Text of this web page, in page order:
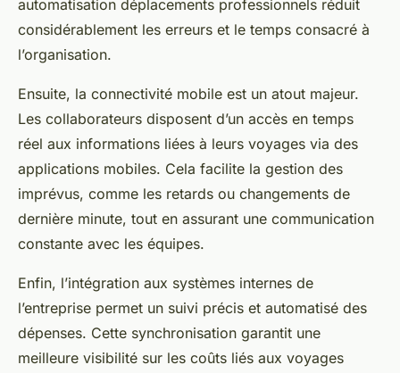
automatisation déplacements professionnels réduit
considérablement les erreurs et le temps consacré à
l’organisation.
Ensuite, la connectivité mobile est un atout majeur.
Les collaborateurs disposent d’un accès en temps
réel aux informations liées à leurs voyages via des
applications mobiles. Cela facilite la gestion des
imprévus, comme les retards ou changements de
dernière minute, tout en assurant une communication
constante avec les équipes.
Enfin, l’intégration aux systèmes internes de
l’entreprise permet un suivi précis et automatisé des
dépenses. Cette synchronisation garantit une
meilleure visibilité sur les coûts liés aux voyages